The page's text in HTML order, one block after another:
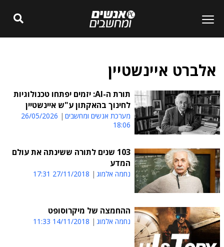
אלברט איינשטיין
תורת ה-AI: יזמים יפתחו טכנולוגיות
לחינוך בהאקתון ע"ש איינשטיין
מערכת אנשים ומחשבים
26/05/2026
18:06
103 שנים לתורה ששינתה את עולם
המדע
נחמה אלמוג 27/11/2018 17:31
ההחמצה של מיקרוסופט
נחמה אלמוג 14/11/2018 11:33